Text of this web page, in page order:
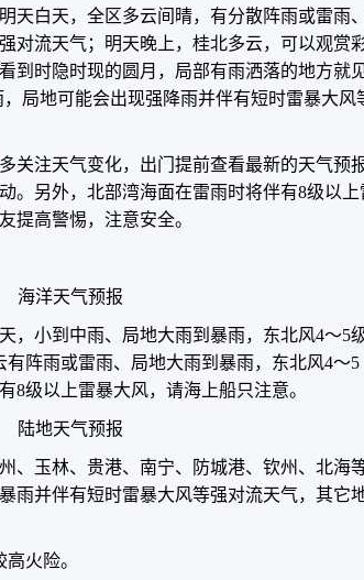
天白天，全区多云间晴，有分散阵雨或雷雨
对流天气；明天晚上，桂北多云， 可以观赏
到时隐时现的圆月，局部有雨洒落的地方就
局地可能会出现强降雨并伴有短时雷暴大风
关注天气变化，出门提前查看最新的天气预报
。另外，北部湾海面在雷雨时将伴有8级以上
提高警惕，注意安全。
海洋天气预报
，小到中雨、局地大雨到暴雨，东北风4～5级
有阵雨或雷雨、局地大雨到暴雨，东北风4～5
8级以上雷暴大风，请海上船只注意。
陆地天气预报
、玉林、贵港、南宁、防城港、钦州、北海
雨并伴有短时雷暴大风等强对流天气，其它
火险。